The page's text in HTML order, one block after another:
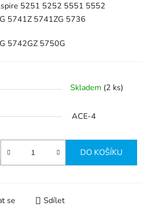
5251 5252 5551 5552
5741Z 5741ZG 5736
5742GZ 5750G
Skladem (2 ks)
ACE-4
DO KOŠÍKU
se Sdílet